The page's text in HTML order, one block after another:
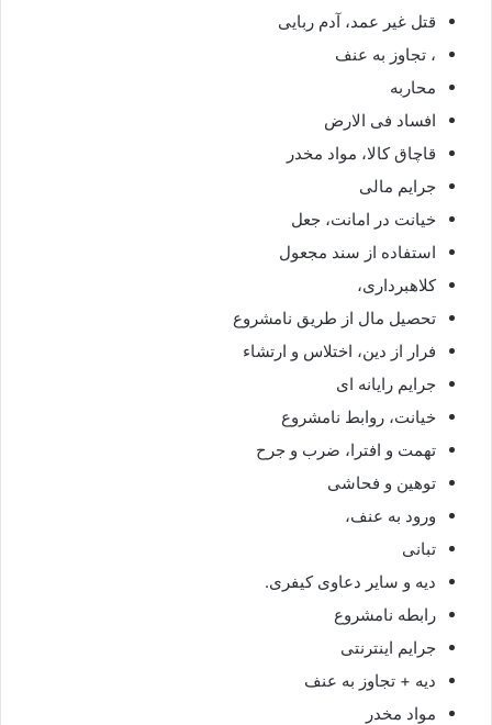
قتل غیر عمد، آدم ربایی
، تجاوز به عنف
محاربه
افساد فی الارض
قاچاق کالا، مواد مخدر
جرایم مالی
خیانت در امانت، جعل
استفاده از سند مجعول
کلاهبرداری،
تحصیل مال از طریق نامشروع
فرار از دین، اختلاس و ارتشاء
جرایم رایانه ای
خیانت، روابط نامشروع
تهمت و افترا، ضرب و جرح
توهین و فحاشی
ورود به عنف،
تبانی
دیه و سایر دعاوی کیفری.
رابطه نامشروع
جرایم اینترنتی
دیه + تجاوز به عنف
مواد مخدر